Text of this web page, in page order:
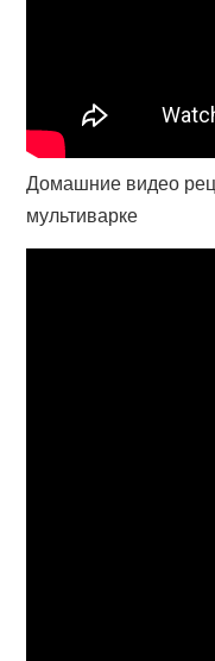
Домашние видео
мультиварке